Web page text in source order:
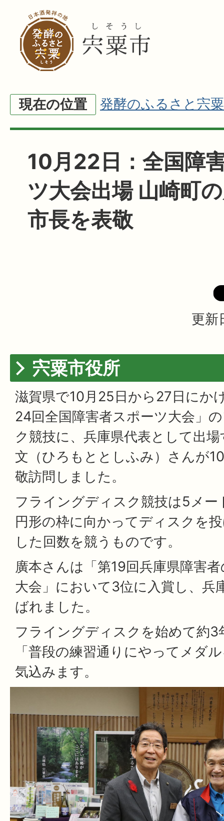
現在の位置 発酵のふるさと宍粟
10月22日：全国障
ツ大会出場 山崎町
市長を表敬
更新
宍粟市役所
滋賀県で10月25日から27日にか
24回全国障害者スポーツ大会」
ク競技に、兵庫県代表として出
文（ひろもととしふみ）さんが
敬訪問しました。
フライングディスク競技は5メー
円形の枠に向かってディスクを
した回数を競うものです。
廣本さんは「第19回兵庫県障害
大会」において3位に入賞し、兵
ばれました。
フライングディスクを始めて約3
「普段の練習通りにやってメダ
気込みます。